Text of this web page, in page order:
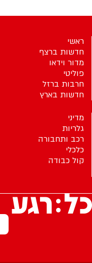
ראשי
חדשות ברצף
מדור וידאו
פוליטי
חרבות ברזל
חדשות בארץ
מדיני
גלריות
רכב ותחבורה
כלכלי
קול כבודה